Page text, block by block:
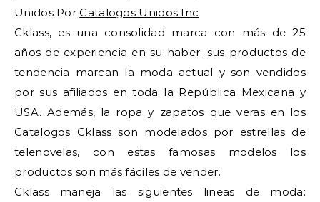
Unidos PorCatalogos Unidos Inc
Cklass, es una consolidad marca con más de 25
años de experiencia en su haber; sus productos de
tendencia marcan la moda actual y son vendidos
por sus afiliados en toda la República Mexicana y
USA. Además, la ropa y zapatos que veras en los
Catalogos Cklass son modelados por estrellas de
telenovelas, con estas famosas modelos los
productos son más fáciles de vender.
Cklass maneja las siguientes lineas de moda: